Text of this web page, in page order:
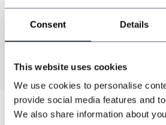
Consent Details
This website uses cookies
We use cookies to personalise
provide social media features and
We also share information about
Patroon: Visgraat.
73% polyester, 20% rayon, 5% wol en 2%